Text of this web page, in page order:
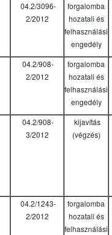
04.2/3096-
2/2012
forgalomba
hozatali és
felhasználási
engedély
04.2/908-
2/2012
forgalomba
hozatali és
felhasználási
engedély
04.2/908-
3/2012
kijavítás
(végzés)
04.2/1243-
2/2012
forgalomba
hozatali és
felhasználási